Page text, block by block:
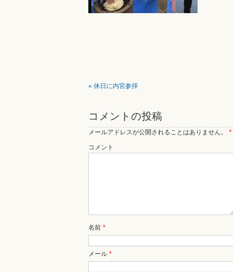
« 休日に内宮参拝
コメントの投稿
メールアドレスが公開されることはありません。 *
コメント
名前 *
メール *